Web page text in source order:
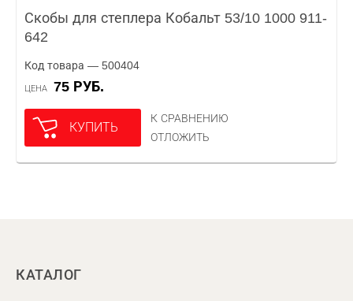
Скобы для степлера Кобальт 53/10 1000 911-
642
Код товара — 500404
ЦЕНА 75 РУБ.
КУПИТЬ
К СРАВНЕНИЮ
ОТЛОЖИТЬ
КАТАЛОГ